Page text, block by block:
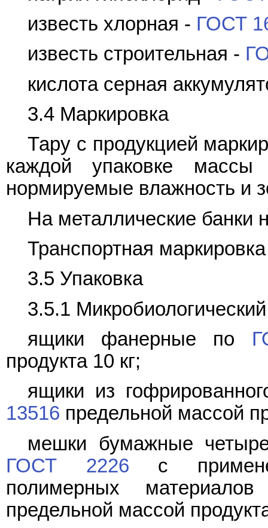
известь хлорная - ГОСТ
известь строительная -
кислота серная
3.4 Маркировка
Тару с продукцией
каждой упаковке
нормируемые влажность и
На металлические банки
Транспортная
3.5 Упаковка
3.5.1
ящики фанерные по
продукта 10 кг;
ящики из
13516 предельной массой
мешки бумажные
ГОСТ 2226 с
полимерных
предельной массой